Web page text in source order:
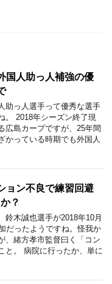
国人助っ人補強の優
助っ人選手って優秀な選手
。 2018年シーズン終了現
広島カープですが、25年間
かっている時期でも外国人
ョン不良で練習回避
？
鈴木誠也選手が2018年10月
だったようですね。怪我か
、緒方孝市監督曰く「コン
と。 病院に行ったか、単に